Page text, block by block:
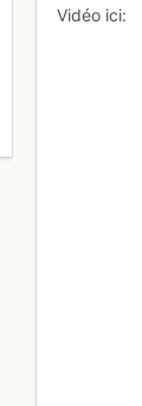
Vidéo ici: